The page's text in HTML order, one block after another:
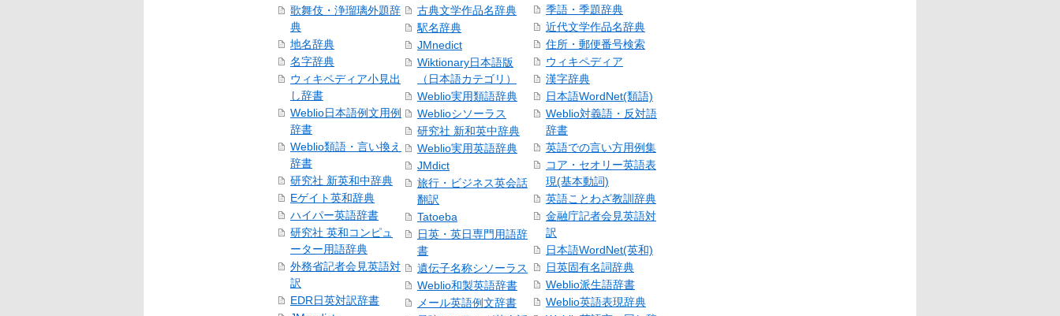
歌舞伎・浄瑠璃外題辞
典
地名辞典
名字辞典
ウィキペディア小見出
し辞書
Weblio日本語例文用例
辞書
Weblio類語・言い換え
辞書
研究社 新英和中辞典
Eゲイト英和辞典
ハイパー英語辞書
研究社 英和コンピュ
ーター用語辞典
外務省記者会見英語対
訳
EDR日英対訳辞書
古典文学作品名辞典
駅名辞典
JMnedict
Wiktionary日本語版
（日本語カテゴリ）
Weblio実用類語辞典
Weblioシソーラス
研究社 新和英中辞典
Weblio実用英語辞典
JMdict
旅行・ビジネス英会話
翻訳
Tatoeba
日英・英日専門用語辞
書
遺伝子名称シソーラス
Weblio和製英語辞書
メール英語例文辞書
季語・季題辞典
近代文学作品名辞典
住所・郵便番号検索
ウィキペディア
漢字辞典
日本語WordNet(類語)
Weblio対義語・反対語
辞書
英語での言い方用例集
コア・セオリー英語表
現(基本動詞)
英語ことわざ教訓辞典
金融庁記者会見英語対
訳
日本語WordNet(英和)
日英固有名詞辞典
Weblio派生語辞書
Weblio英語表現辞典